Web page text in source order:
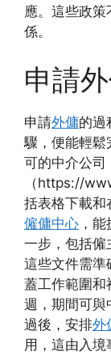
應。這些政
係。
申請
申請外傭的過
驟，便能輕鬆
可的中介公司
（https://
括表格下載和
僱傭中心 ，
一步，包括僱
這些文件需準
蓋工作範圍
週，期間可與
過後，安排外
用，這由入境